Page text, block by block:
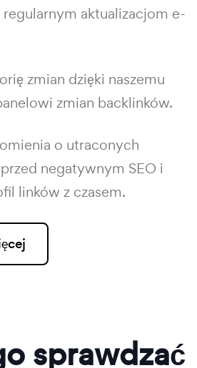
aktualizacjom e-
zmian dzięki naszemu
zmian backlinków.
o utraconych
negatywnym SEO i
linków z czasem.
sprawdzać